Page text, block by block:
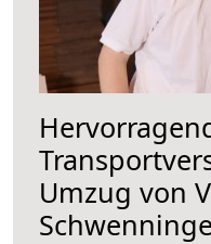
Umzug von